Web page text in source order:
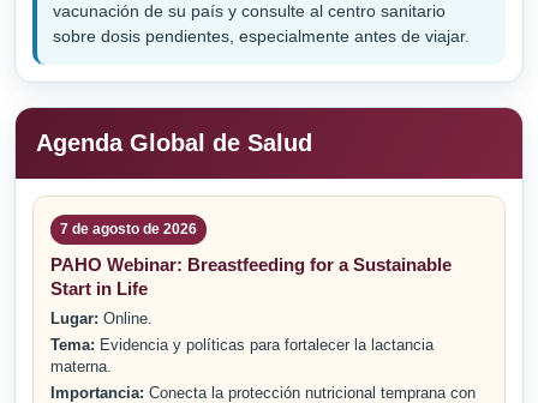
vacunación de su país y consulte al centro sanitario
sobre dosis pendientes, especialmente antes de viajar.
Agenda Global de Salud
7 de agosto de 2026
PAHO Webinar: Breastfeeding for a Sustainable
Start in Life
Lugar: Online.
Tema: Evidencia y políticas para fortalecer la lactancia
materna.
Importancia: Conecta la protección nutricional temprana con